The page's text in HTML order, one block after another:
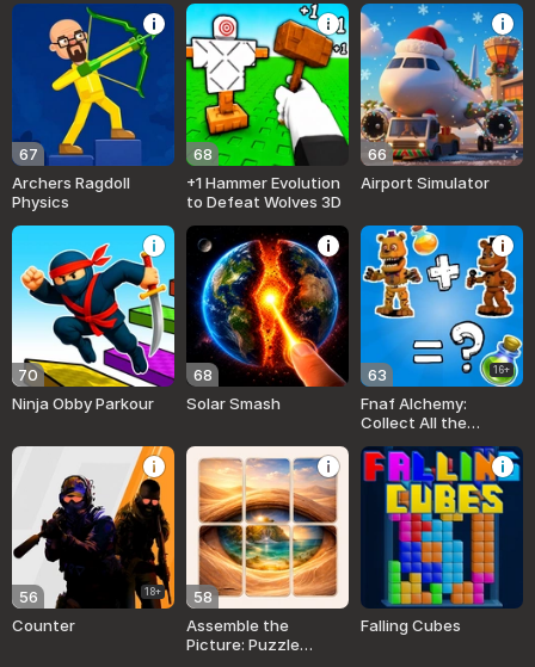
67
Archers Ragdoll
Physics
68
+1 Hammer Evolution
to Defeat Wolves 3D
66
Airport Simulator
70
Ninja Obby Parkour
68
Solar Smash
63 16+
Fnaf Alchemy:
Collect All the
56 18+
Counter
58
Assemble the
Picture: Puzzle
Falling Cubes